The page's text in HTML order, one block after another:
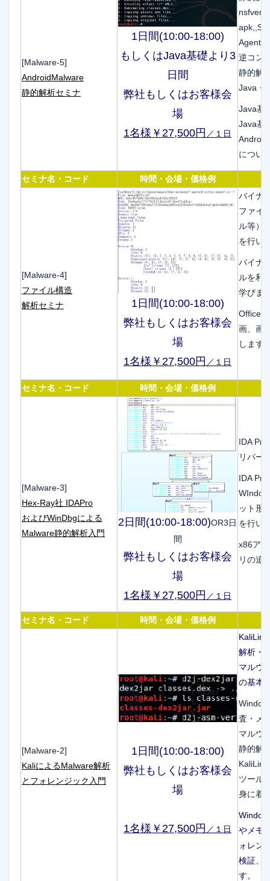
[Malware-5]
AndroidMalware
静的解析セミナ
1日間(10:00-18:00)
もしくはJava基礎より3
日間
弊社もしくはお客様会
場
1名様￥27,500円 ／１日
逆コン
静的解
Java・
Java基
Java基
Android
につい
セミナ名・コード 時間・会場・価格例
[Malware-4]
ファイル構造
解析セミナ
1日間(10:00-18:00)
弊社もしくはお客様会
場
1名様￥27,500円 ／１日
バイナ
ファイ
ル等）
を行い
バイナ
ルを利
学びま
Office
画、画
します
セミナ名・コード 時間・会場・価格例
[Malware-3]
Hex-Ray社 IDAPro
およびWinDbgによる
Malware静的解析入門
2日間(10:00-18:00)OR3日
間
弊社もしくはお客様会
場
1名様￥27,500円 ／１日
IDA
リバー
IDA
ット形
を行い
x86ア
リの追
セミナ名・コード 時間・会場・価格例
[Malware-2]
KaliによるMalware解析
とフォレンジック入門
1日間(10:00-18:00)
弊社もしくはお客様会
場
1名様￥27,500円 ／１日
解析・
マルウ
の基本
査・メ
マルウ
静的解
ツール
身に着
やメモ
ォレン
検証、
す。